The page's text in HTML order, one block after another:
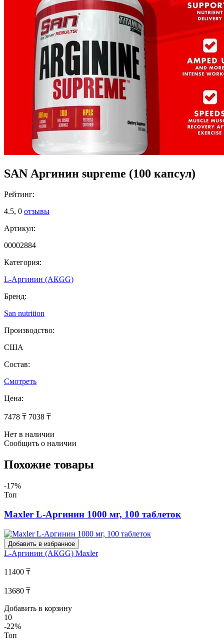
SAN Аргинин supreme (100 капсул)
Рейтинг:
4.5, 0 отзывы
Артикул:
00002884
Категория:
L-Аргинин (АКGG)
Бренд:
San nutrition
Производство:
США
Состав:
Смотреть
Цена:
7478 ₸ 7038 ₸
Нет в наличии
Сообщить о наличии
Похожие товары
-17%
Топ
Maxler L-Аргинин 1000 мг, 100 таблеток
Добавить в избранное
L-Аргинин (АКGG) Maxler
11400 ₸
13680 ₸
Добавить в корзину
10
-22%
Топ